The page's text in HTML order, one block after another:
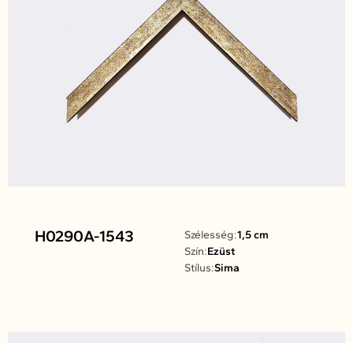
H0290A-1543 Szélesség:1,5 cm
Szín:Ezüst
Stílus:Sima